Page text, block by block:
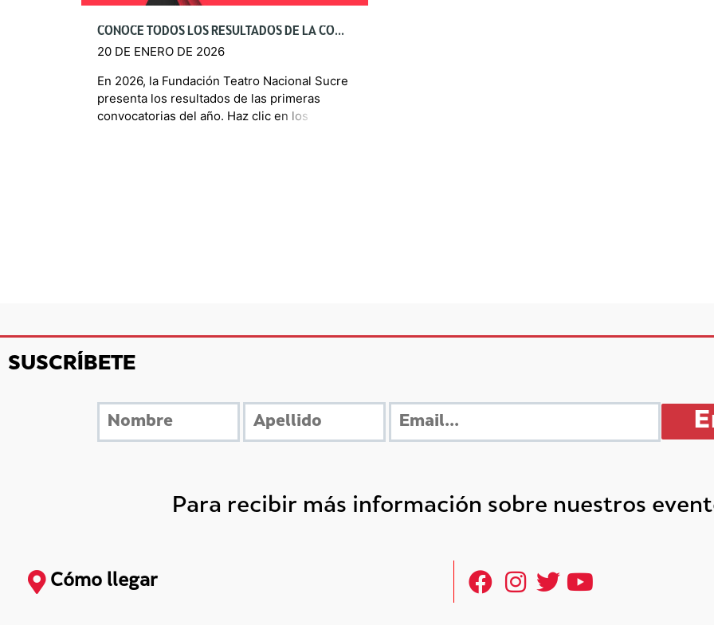
CONOCE TODOS LOS RESULTADOS DE LA CONVOCATORIAS 2026
20 DE ENERO DE 2026
En 2026, la Fundación Teatro Nacional Sucre
presenta los resultados de las primeras
convocatorias del año. Haz clic en los
SUSCRÍBETE
Para recibir más información sobre nuestros
Cómo llegar